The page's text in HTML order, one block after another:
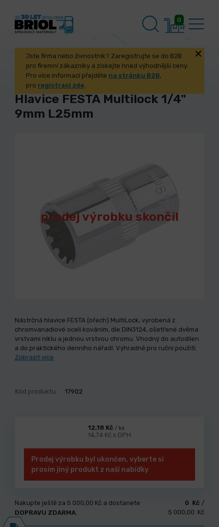
0
Jste firma nebo živnostník? Zaregistrujte se do B2B
pro firemní zákazníky a získejte hned výhodnější ceny.
Pro více informací přejděte na stránku B2B,
pro registraci zde.
Hlavice FESTA Multilock 1/4"
9mm L25mm
prodej výrobku skončil
Nástrčná hlavice FESTA (ořech) MultiLock, vyrobená z
chromvanadiové oceli kováním, dle DIN3124, ošetřené dvěma
vrstvami niklu a jednou vrstvou chromu. Vhodný do autodílen
a do praktického denního nářadí. Výhradně pro ruční použití.
Zobrazit více
Kód produktu: 17902
12,18 Kč / ks
14,74 Kč s DPH
Prodej výrobku byl ukončen, vyberte si
prosím jiný produkt z naší nabídky
Nakupte ještě za 5 000,00 Kč a dostanete
DOPRAVU ZDARMA.
0 Kč /
5 000,00 Kč